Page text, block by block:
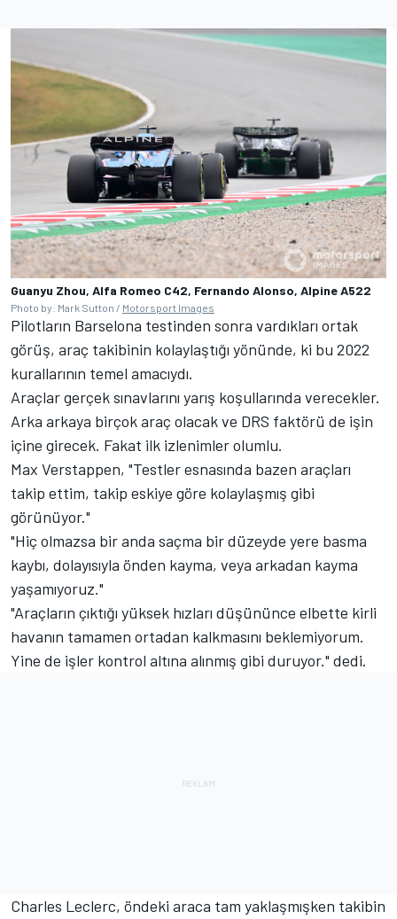
Guanyu Zhou, Alfa Romeo C42, Fernando Alonso, Alpine A522
Photo by: Mark Sutton / Motorsport Images
Pilotların Barselona testinden sonra vardıkları ortak
görüş, araç takibinin kolaylaştığı yönünde, ki bu 2022
kurallarının temel amacıydı.
Araçlar gerçek sınavlarını yarış koşullarında verecekler.
Arka arkaya birçok araç olacak ve DRS faktörü de işin
içine girecek. Fakat ilk izlenimler olumlu.
Max Verstappen, "Testler esnasında bazen araçları
takip ettim, takip eskiye göre kolaylaşmış gibi
görünüyor."
"Hiç olmazsa bir anda saçma bir düzeyde yere basma
kaybı, dolayısıyla önden kayma, veya arkadan kayma
yaşamıyoruz."
"Araçların çıktığı yüksek hızları düşününce elbette kirli
havanın tamamen ortadan kalkmasını beklemiyorum.
Yine de işler kontrol altına alınmış gibi duruyor." dedi.
Charles Leclerc, öndeki araca tam yaklaşmışken takibin